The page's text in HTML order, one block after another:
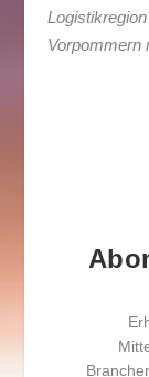
Vorpommern